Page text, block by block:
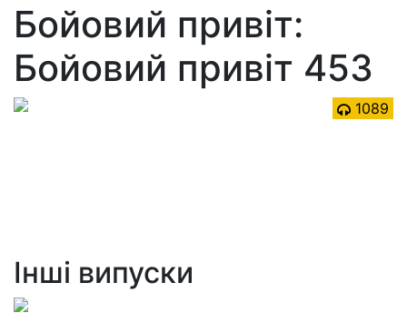
Бойовий привіт:
Бойовий привіт 453
1089
Інші випуски